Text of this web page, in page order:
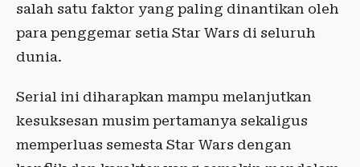
salah satu faktor yang paling dinantikan oleh
para penggemar setia Star Wars di seluruh
dunia.
Serial ini diharapkan mampu melanjutkan
kesuksesan musim pertamanya sekaligus
memperluas semesta Star Wars dengan